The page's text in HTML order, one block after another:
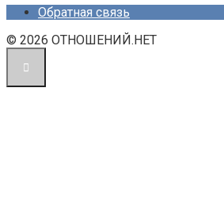
Обратная связь
© 2026 ОТНОШЕНИЙ.НЕТ